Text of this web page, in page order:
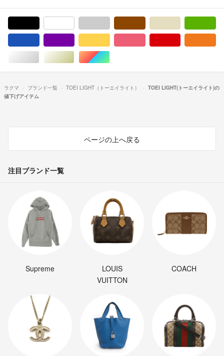
シルバー/銀色系ゴールド/金色系マルチカラー
ラクマ ブランド一覧 TOEI LIGHT（トーエイライト）
TOEI LIGHT(トーエイライト)の
値下げアイテム
ページの上へ戻る
注目ブランド一覧
Supreme
LOUIS
VUITTON
COACH